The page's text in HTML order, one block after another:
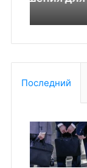
снарядов
Последний